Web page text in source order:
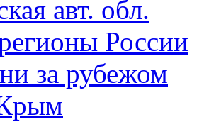
авт. обл.
России
за рубежом